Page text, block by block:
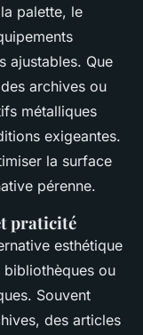
palette, le
ajustables. Que
archives ou
métalliques
exigeantes.
la surface
pérenne.
praticité
esthétique
ou
Souvent
des articles